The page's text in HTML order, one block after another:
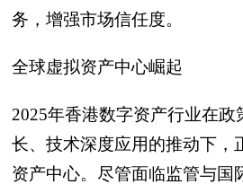
务，增强市场信任度。
全球虚拟资产中心崛起
2025年香港数字资产行业在
长、技术深度应用的推动下，
资产中心。尽管面临监管与国